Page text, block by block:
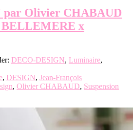
par Olivier CHABAUD
BELLEMERE x
DECO-DESIGN, Luminaire,
, DESIGN, Jean-François
, Olivier CHABAUD, Suspension